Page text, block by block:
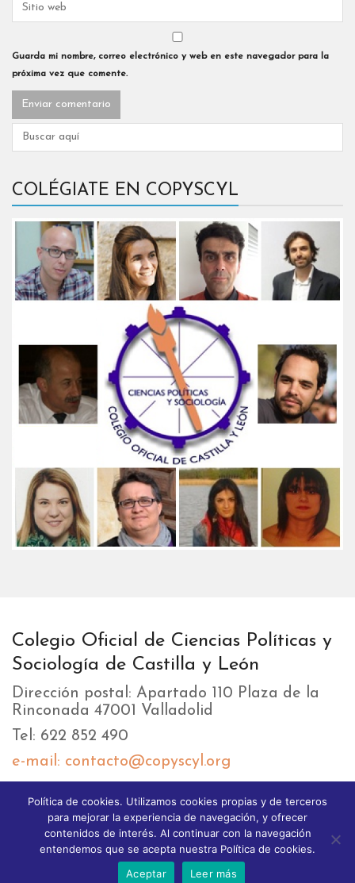
Guarda mi nombre, correo electrónico y web en este navegador para la
próxima vez que comente.
COLÉGIATE EN COPYSCYL
Colegio Oficial de Ciencias Políticas y
Sociología de Castilla y León
Dirección postal: Apartado 110 Plaza de la
Rinconada 47001 Valladolid
Tel: 622 852 490
e-mail: contacto@copyscyl.org
LIKEBOX
© 2025 Copyright GoodStart theme. All Rights reserved.
Política de cookies. Utilizamos cookies propias y de terceros
para mejorar la experiencia de navegación, y ofrecer
contenidos de interés. Al continuar con la navegación
entendemos que se acepta nuestra Política de cookies.
Aceptar
Leer más